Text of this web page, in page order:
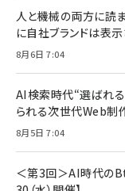
組
￥
技
￥
ケ
17
￥
サ
ル
￥
人と機械の両方に読
に自社ブランドは表
8月6日 7:04
AI検索時代“選ばれ
られる次世代Web制
8月5日 7:04
＜第3回＞AI時代の